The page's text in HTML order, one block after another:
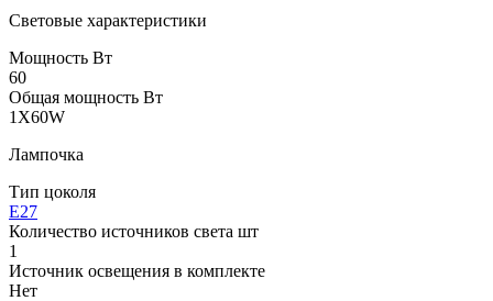
Световые характеристики
Мощность Вт
60
Общая мощность Вт
1X60W
Лампочка
Тип цоколя
E27
Количество источников света шт
1
Источник освещения в комплекте
Нет